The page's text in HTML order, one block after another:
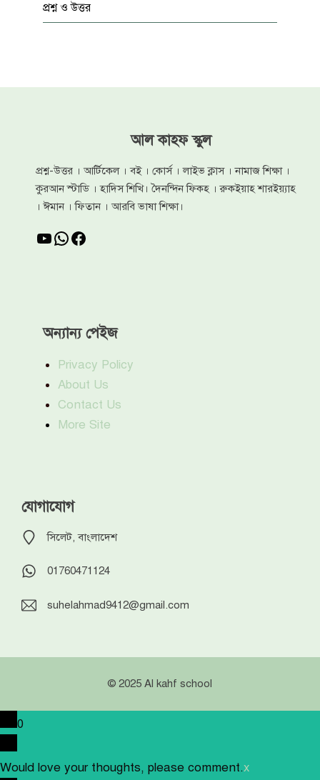
প্রশ্ন ও উত্তর
আল কাহফ স্কুল
প্রশ্ন-উত্তর । আর্টিকেল । বই । কোর্স । লাইভ ক্লাস । নামাজ শিক্ষা ।
কুরআন স্টাডি । হাদিস শিখি। দৈনন্দিন ফিকহ । রুকইয়াহ শারইয়্যাহ
। ঈমান । ফিতান । আরবি ভাষা শিক্ষা।
YouTube
WhatsApp
Facebook
অন্যান্য পেইজ
Privacy Policy
About Us
Contact Us
More Site
যোগাযোগ
সিলেট, বাংলাদেশ
01760471124
suhelahmad9412@gmail.com
© 2025 Al kahf school
0
Would love your thoughts, please comment.x